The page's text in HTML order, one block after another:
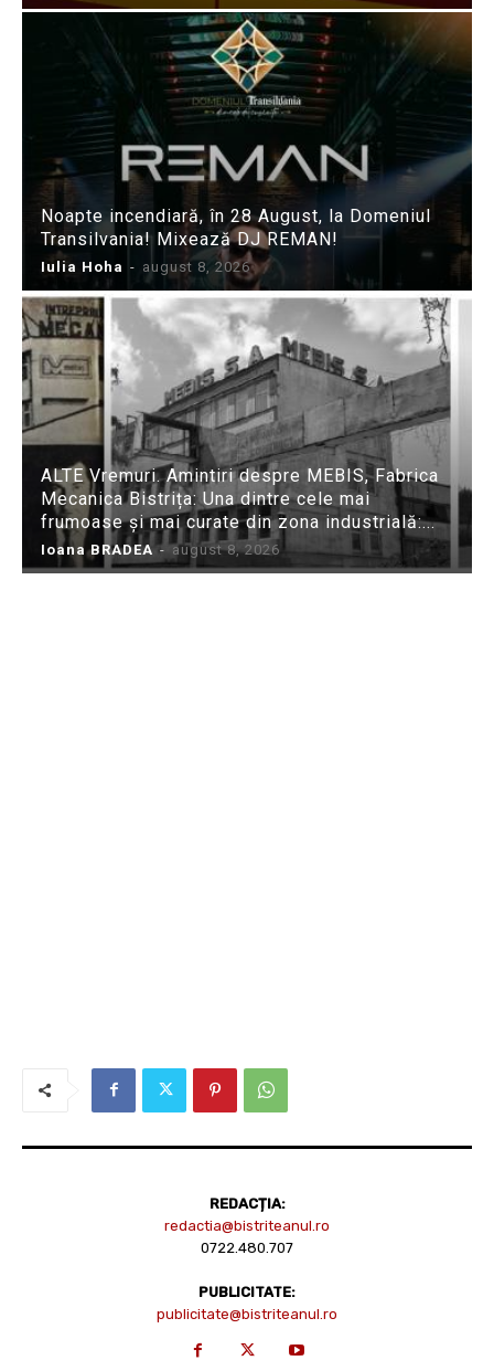
Noapte incendiară, în 28 August, la Domeniul
Transilvania! Mixează DJ REMAN!
Iulia Hoha - august 8, 2026
ALTE Vremuri. Amintiri despre MEBIS, Fabrica
Mecanica Bistrița: Una dintre cele mai
frumoase și mai curate din zona industrială:...
Ioana BRADEA - august 8, 2026
REDACȚIA:
redactia@bistriteanul.ro
0722.480.707
PUBLICITATE:
publicitate@bistriteanul.ro